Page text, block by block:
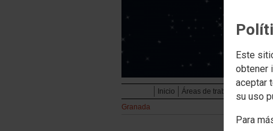
Este
obtener
aceptar
su uso
Para
Inicio Áreas de trabajo
Granada